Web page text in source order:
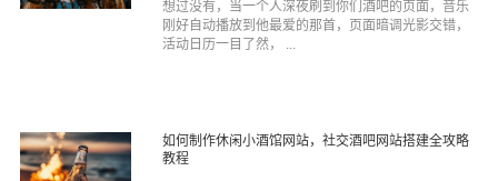
想过没有，当一个人深夜刷到你们酒吧的页面，音乐
刚好自动播放到他最爱的那首，页面暗调光影交错，
活动日历一目了然， ...
如何制作休闲小酒馆网站，社交酒吧网站搭建全攻略
教程